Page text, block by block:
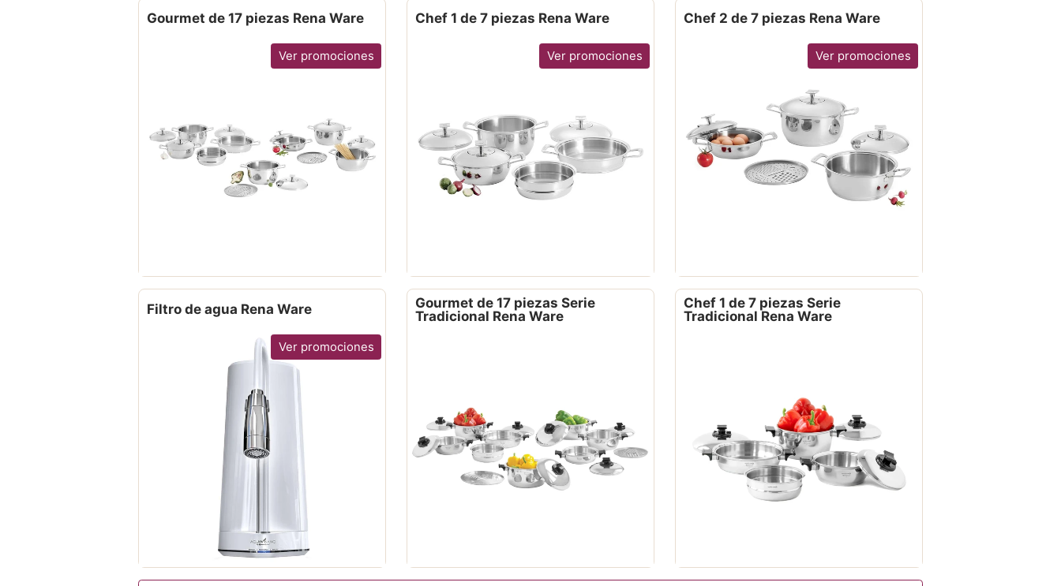
Gourmet de 17 piezas Rena Ware
Ver promociones
Chef 1 de 7 piezas Rena Ware
Ver promociones
Chef 2 de 7 piezas Rena Ware
Ver promociones
Filtro de agua Rena Ware
Ver promociones
Gourmet de 17 piezas Serie
Tradicional Rena Ware
Chef 1 de 7 piezas Serie
Tradicional Rena Ware